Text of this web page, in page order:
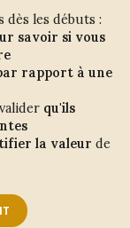
dès les débuts :
savoir si vous
rapport à une
qu'ils
la valeur de